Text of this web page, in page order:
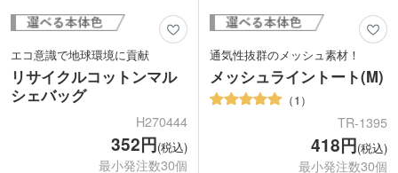
エコ意識で地球環境に貢献
リサイクルコットンマル
シェバッグ
H270444
352円(税込)
最小発注数30個
通気性抜群のメッシュ素材！
メッシュライントート(M)
1
TR-1395
418円(税込)
最小発注数30個